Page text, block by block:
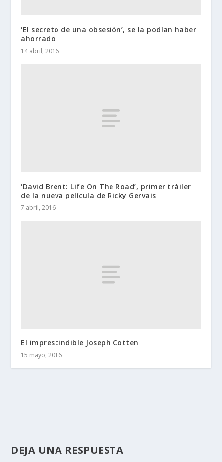
‘El secreto de una obsesión’, se la podían haber
ahorrado
14 abril, 2016
‘David Brent: Life On The Road’, primer tráiler
de la nueva película de Ricky Gervais
7 abril, 2016
El imprescindible Joseph Cotten
15 mayo, 2016
DEJA UNA RESPUESTA